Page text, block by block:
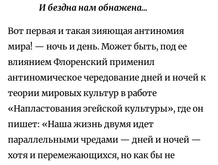
И бездна нам обнажена…
Вот первая и такая зияющая антиномия
мира! — ночь и день. Может быть, под ее
влиянием Флоренский применил
антиномическое чередование дней и ночей к
теории мировых культур в работе
«Напластования эгейской культуры», где он
пишет: «Наша жизнь двумя идет
параллельными чредами — дней и ночей —
хотя и перемежающихся, но как бы не